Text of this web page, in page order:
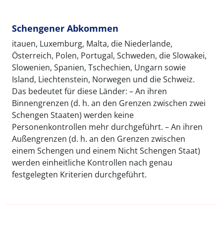
Schengener Abkommen
itauen, Luxemburg, Malta, die Niederlande,
Österreich, Polen, Portugal, Schweden, die Slowakei,
Slowenien, Spanien, Tschechien, Ungarn sowie
Island, Liechtenstein, Norwegen und die Schweiz.
Das bedeutet für diese Länder: – An ihren
Binnengrenzen (d. h. an den Grenzen zwischen zwei
Schengen Staaten) werden keine
Personenkontrollen mehr durchgeführt. – An ihren
Außengrenzen (d. h. an den Grenzen zwischen
einem Schengen und einem Nicht Schengen Staat)
werden einheitliche Kontrollen nach genau
festgelegten Kriterien durchgeführt.